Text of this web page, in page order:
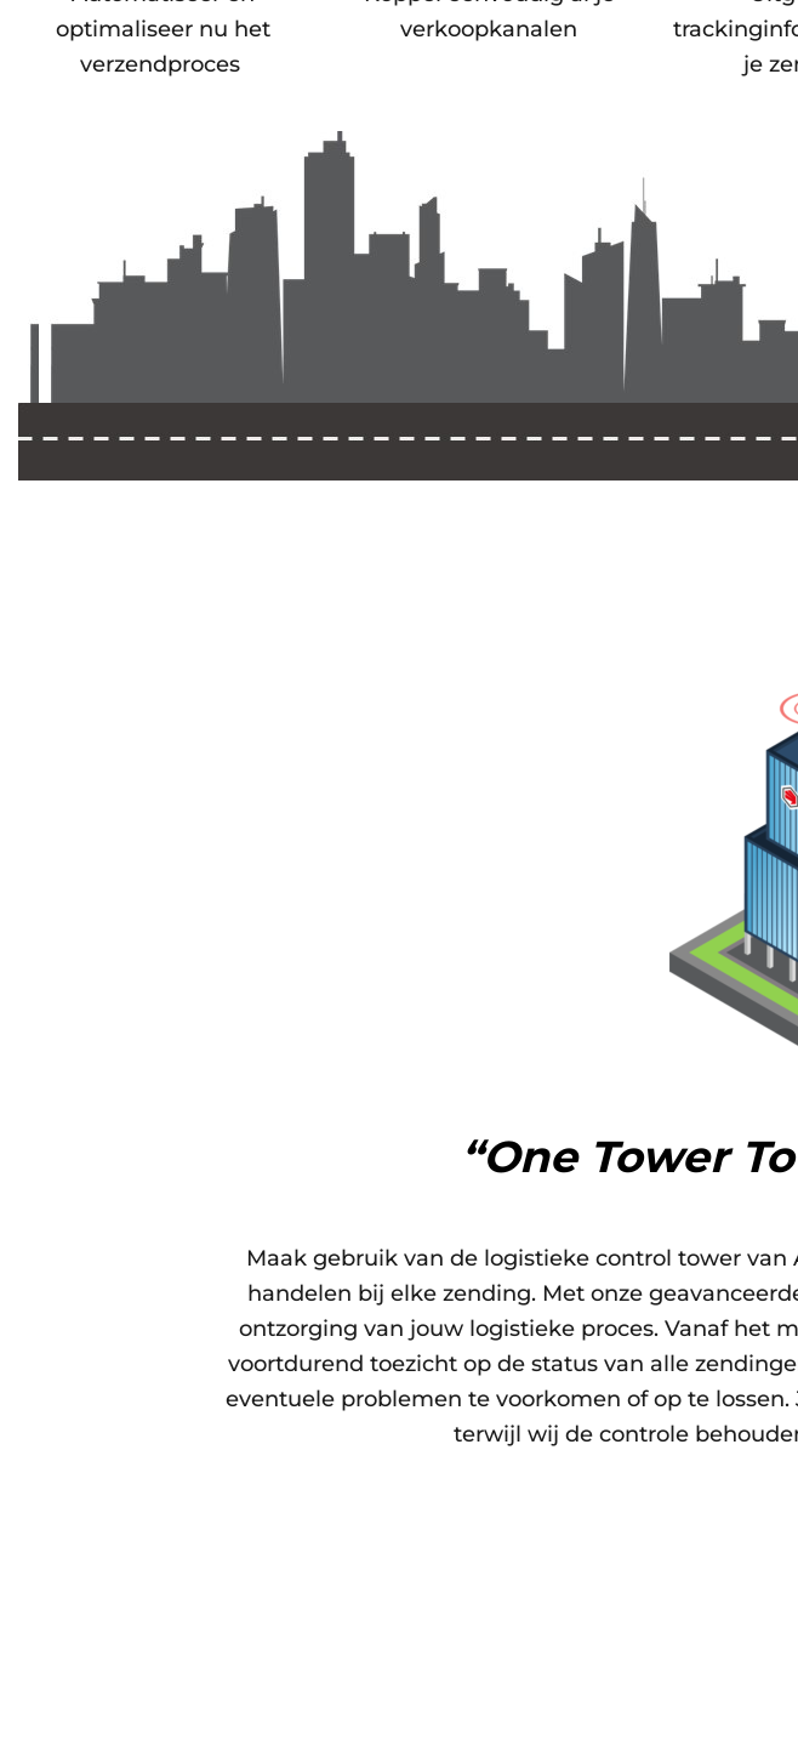
optimaliseer nu het
verzendproces
verkoopkanalen
je
“One Tower
Maak gebruik van de logistieke control tower
handelen bij elke zending. Met onze
ontzorging van jouw logistieke proces. Vanaf het
voortdurend toezicht op de status van alle
eventuele problemen te voorkomen of op te
terwijl wij de controle